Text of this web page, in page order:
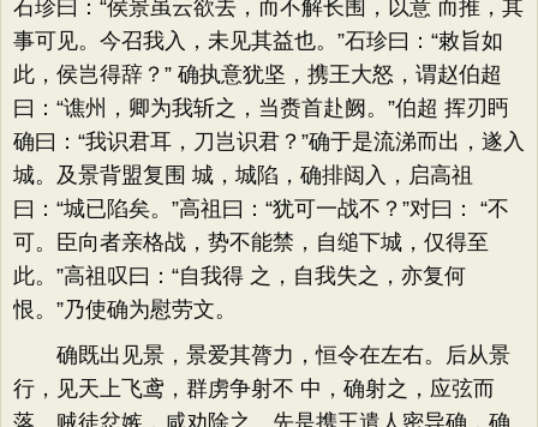
石珍曰：“侯景虽云欲去，而不解长围，以意 而推，其
事可见。今召我入，未见其益也。”石珍曰：“敕旨如
此，侯岂得辞？” 确执意犹坚，携王大怒，谓赵伯超
曰：“谯州，卿为我斩之，当赉首赴阙。”伯超 挥刃眄
确曰：“我识君耳，刀岂识君？”确于是流涕而出，遂入
城。及景背盟复围 城，城陷，确排闼入，启高祖
曰：“城已陷矣。”高祖曰：“犹可一战不？”对曰： “不
可。臣向者亲格战，势不能禁，自缒下城，仅得至
此。”高祖叹曰：“自我得 之，自我失之，亦复何
恨。”乃使确为慰劳文。
确既出见景，景爱其膂力，恒令在左右。后从景
行，见天上飞鸢，群虏争射不 中，确射之，应弦而
落。贼徒忿嫉，咸劝除之。先是携王遣人密导确，确